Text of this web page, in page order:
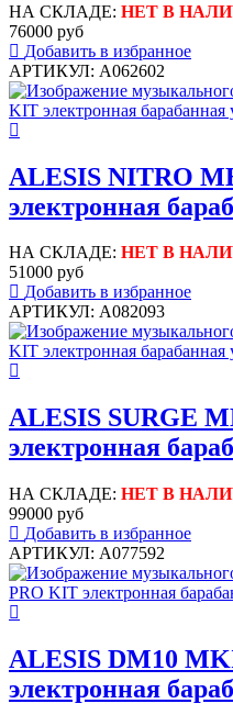
НА СКЛАДЕ: НЕТ В
76000 руб
Добавить в избранное
АРТИКУЛ: A062602
ALESIS NITRO
электронная
НА СКЛАДЕ: НЕТ В
51000 руб
Добавить в избранное
АРТИКУЛ: A082093
ALESIS SURGE
электронная
НА СКЛАДЕ: НЕТ В
99000 руб
Добавить в избранное
АРТИКУЛ: A077592
ALESIS DM10
электронная